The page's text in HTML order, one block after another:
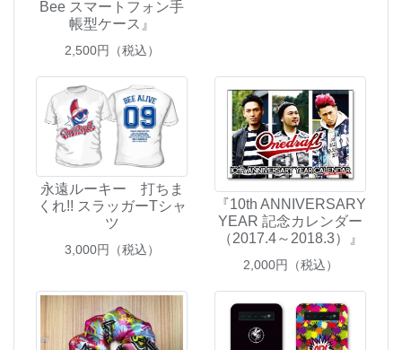
Bee スマートフォン手
帳型ケース』
2,500円（税込）
永遠ルーキー 打ちま
くれ!! スラッガーTシャ
ツ
3,000円（税込）
『10th ANNIVERSARY
YEAR 記念カレンダー
（2017.4～2018.3）』
2,000円（税込）